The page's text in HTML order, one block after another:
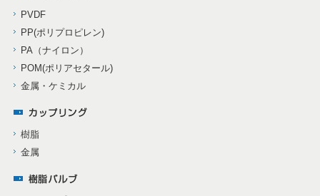
PVDF
PP(ポリプロピレン)
PA（ナイロン）
POM(ポリアセタール)
金属・ケミカル
樹脂
金属